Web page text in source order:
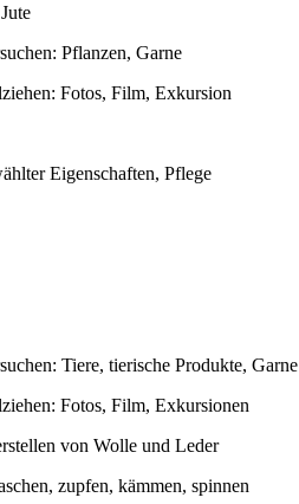
Pflanzen, Garne
Fotos, Film, Exkursion
Eigenschaften, Pflege
Tiere, tierische Produkte, Garne
Fotos, Film, Exkursionen
von Wolle und Leder
zupfen, kämmen, spinnen